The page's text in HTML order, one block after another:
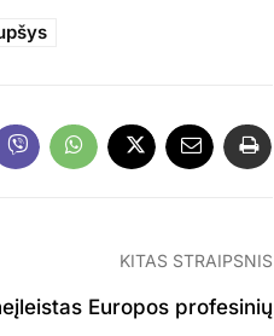
KITAS STRAIPSNIS
Europos profesinių